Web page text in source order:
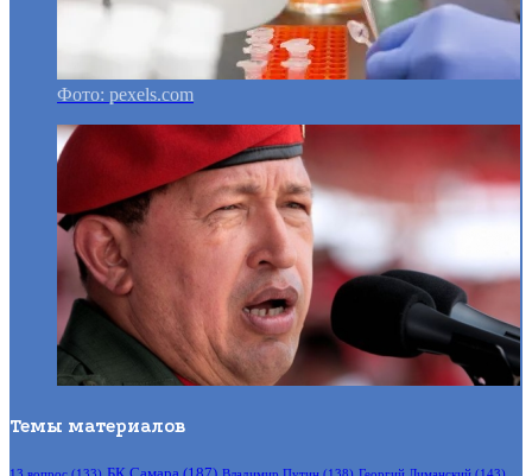
Фото: pexels.com
Темы материалов